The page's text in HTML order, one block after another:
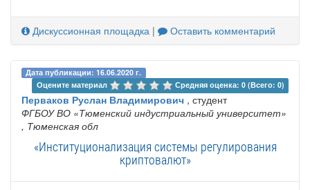
Дискуссионная площадка | Оставить комментарий
Дата публикации: 16.06.2020 г.
Оцените материал
Средняя оценка: 0 (Всего: 0)
Перваков Руслан Владимирович , студент
ФГБОУ ВО «Тюменский индустриальный университет»
, Тюменская обл
«Институционализация системы регулирования
криптовалют»